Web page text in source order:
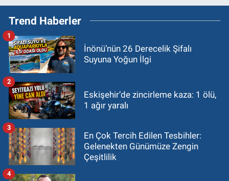
Trend Haberler
İnönü’nün 26 Derecelik Şifalı
Suyuna Yoğun İlgi
1
Eskişehir’de zincirleme kaza: 1 ölü,
1 ağır yaralı
2
En Çok Tercih Edilen Tesbihler:
Gelenekten Günümüze Zengin
Çeşitlilik
3
4